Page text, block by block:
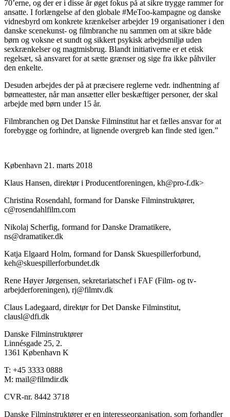
70’erne, og der er i disse år øget fokus på at sikre trygge rammer for
ansatte. I forlængelse af den globale #MeToo-kampagne og danske
vidnesbyrd om konkrete krænkelser arbejder 19 organisationer i den
danske scenekunst- og filmbranche nu sammen om at sikre både
børn og voksne et sundt og sikkert psykisk arbejdsmiljø uden
sexkrænkelser og magtmisbrug. Blandt initiativerne er et etisk
regelsæt, så ansvaret for at sætte grænser og sige fra ikke påhviler
den enkelte.
Desuden arbejdes der på at præcisere reglerne vedr. indhentning af
børneattester, når man ansætter eller beskæftiger personer, der skal
arbejde med børn under 15 år.
Filmbranchen og Det Danske Filminstitut har et fælles ansvar for at
forebygge og forhindre, at lignende overgreb kan finde sted igen.”
København 21. marts 2018
Klaus Hansen, direktør i Producentforeningen, kh@pro-f.dk>
Christina Rosendahl, formand for Danske Filminstruktører,
c@rosendahlfilm.com
Nikolaj Scherfig, formand for Danske Dramatikere,
ns@dramatiker.dk
Katja Elgaard Holm, formand for Dansk Skuespillerforbund,
keh@skuespillerforbundet.dk
Rene Høyer Jørgensen, sekretariatschef i FAF (Film- og tv-
arbejderforeningen), rj@filmtv.dk
Claus Ladegaard, direktør for Det Danske Filminstitut,
clausl@dfi.dk
Danske Filminstruktører
Linnésgade 25, 2.
1361 København K
T: +45 3333 0888
M: mail@filmdir.dk
CVR-nr. 8442 3718
Danske Filminstruktører er en interesseorganisation, som forhandler